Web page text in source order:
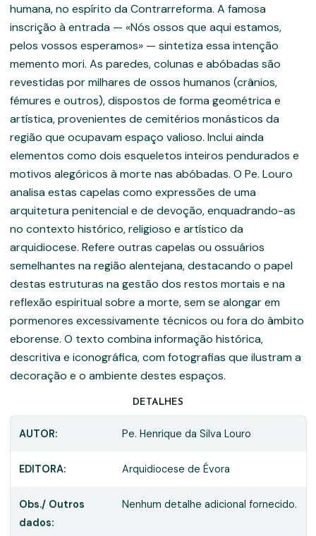
humana, no espírito da Contrarreforma. A famosa
inscrição à entrada — «Nós ossos que aqui estamos,
pelos vossos esperamos» — sintetiza essa intenção
memento mori. As paredes, colunas e abóbadas são
revestidas por milhares de ossos humanos (crânios,
fémures e outros), dispostos de forma geométrica e
artística, provenientes de cemitérios monásticos da
região que ocupavam espaço valioso. Inclui ainda
elementos como dois esqueletos inteiros pendurados e
motivos alegóricos à morte nas abóbadas. O Pe. Louro
analisa estas capelas como expressões de uma
arquitetura penitencial e de devoção, enquadrando-as
no contexto histórico, religioso e artístico da
arquidiocese. Refere outras capelas ou ossuários
semelhantes na região alentejana, destacando o papel
destas estruturas na gestão dos restos mortais e na
reflexão espiritual sobre a morte, sem se alongar em
pormenores excessivamente técnicos ou fora do âmbito
eborense. O texto combina informação histórica,
descritiva e iconográfica, com fotografias que ilustram a
decoração e o ambiente destes espaços.
DETALHES
AUTOR: Pe. Henrique da Silva Louro
EDITORA: Arquidiocese de Évora
Obs./ Outros
dados:
Nenhum detalhe adicional fornecido.